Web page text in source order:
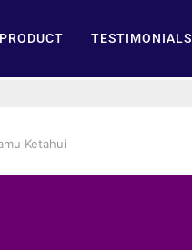
PRODUCT TESTIMONIALS
Ketahui